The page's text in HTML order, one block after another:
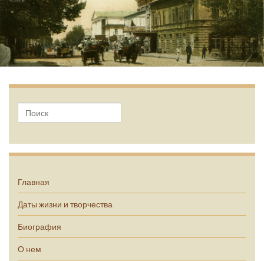
Главная
Даты жизни и творчества
Биография
О нем